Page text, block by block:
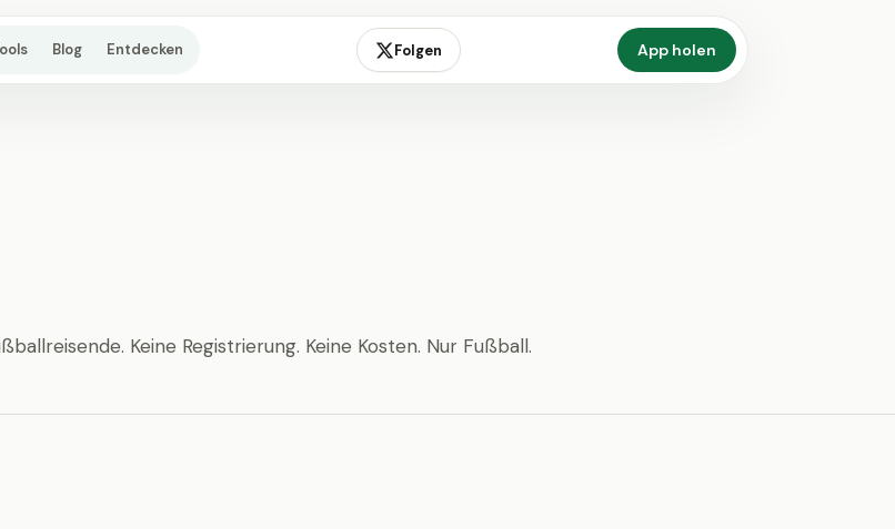
Blog Entdecken Folgen App holen
Keine Registrierung. Keine Kosten. Nur Fußball.